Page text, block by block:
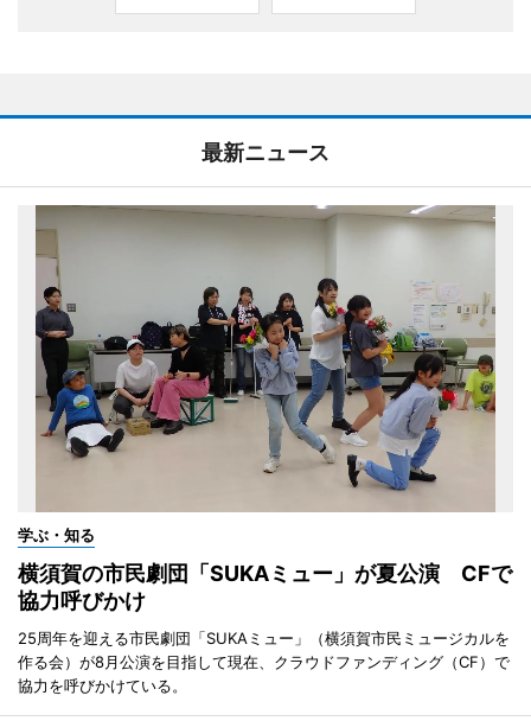
最新ニュース
学ぶ・知る
横須賀の市民劇団「SUKAミュー」が夏公演 CFで
協力呼びかけ
25周年を迎える市民劇団「SUKAミュー」（横須賀市民ミュージカルを
作る会）が8月公演を目指して現在、クラウドファンディング（CF）で
協力を呼びかけている。